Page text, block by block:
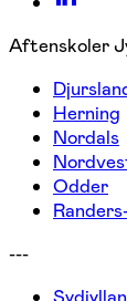
Aftenskoler
Herning
Nordals
Odder
---